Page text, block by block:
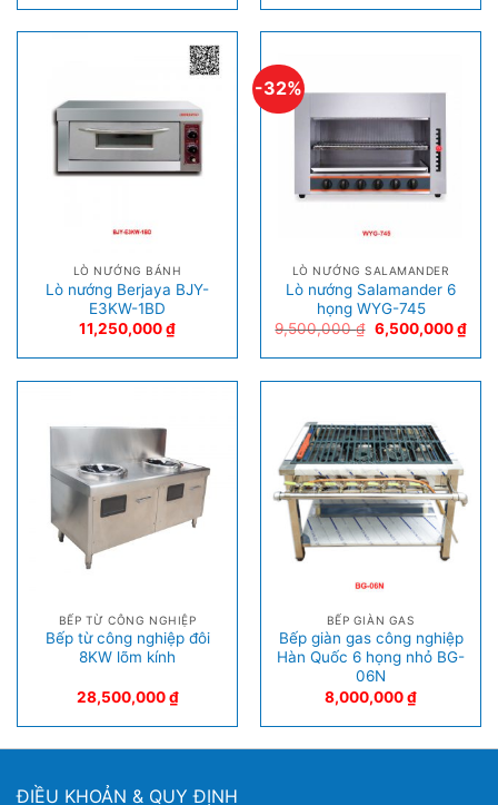
LÒ NƯỚNG BÁNH
Lò nướng Berjaya BJY-
E3KW-1BD
11,250,000₫
-32%
LÒ NƯỚNG SALAMANDER
Lò nướng Salamander 6
họng WYG-745
9,500,000₫ 6,500,000₫
BẾP TỪ CÔNG NGHIỆP
Bếp từ công nghiệp đôi
8KW lõm kính
28,500,000₫
BẾP GIÀN GAS
Bếp giàn gas công nghiệp
Hàn Quốc 6 họng nhỏ BG-
06N
8,000,000₫
ĐIỀU KHOẢN & QUY ĐỊNH